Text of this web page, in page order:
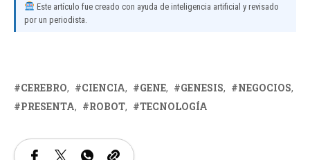
Este artículo fue creado con ayuda de inteligencia artificial y revisado
por un periodista.
CEREBRO CIENCIA GENE GENESIS
NEGOCIOS
PRESENTA
ROBOT TECNOLOGÍA